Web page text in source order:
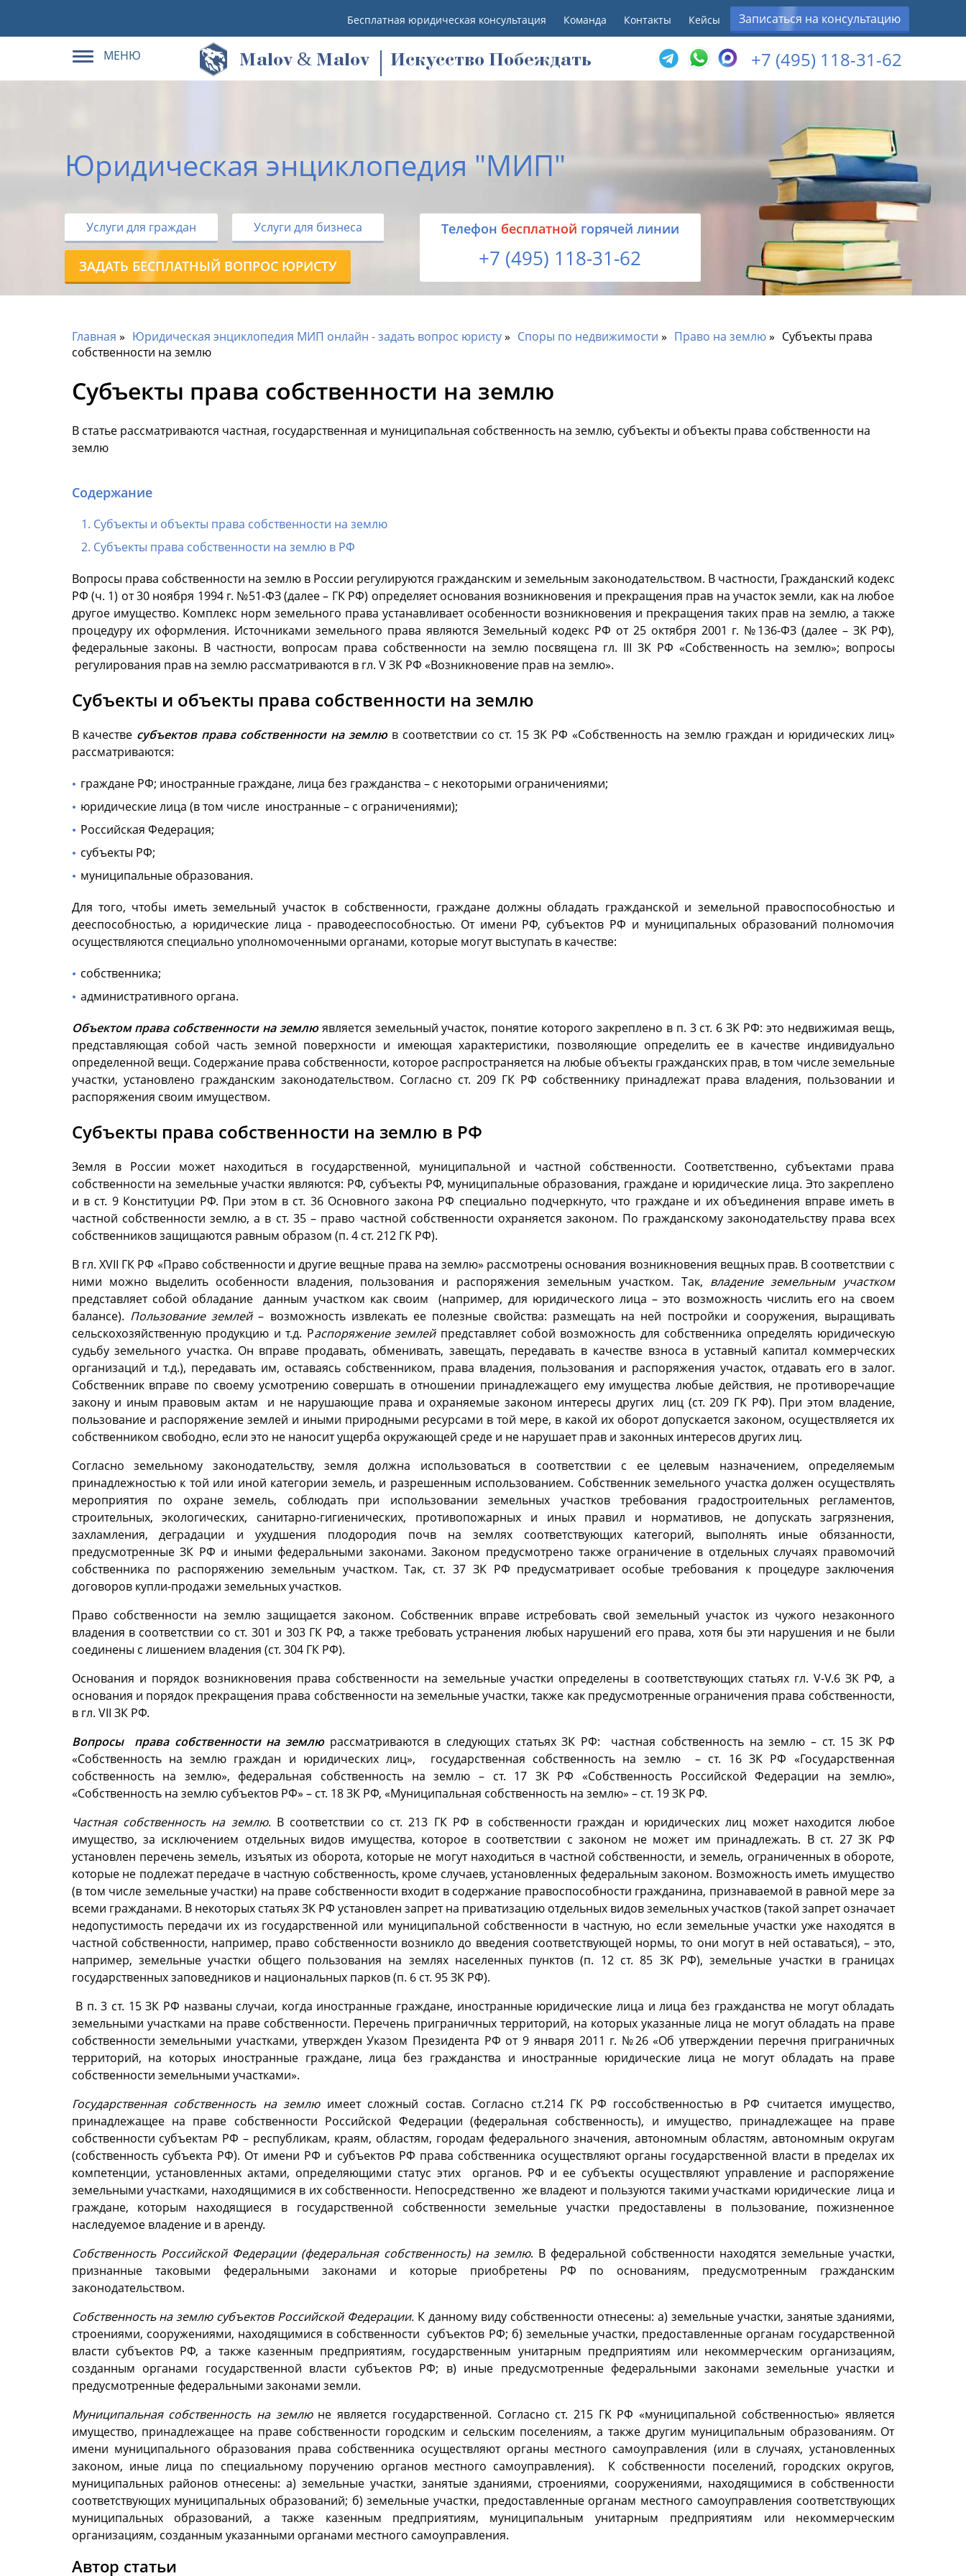
Бесплатная юридическая консультация Команда Контакты Кейсы Записаться на консультацию
МЕНЮ Malov & Malov Искусство Побеждать +7 (495) 118-31-62
Юридическая энциклопедия "МИП"
Услуги для граждан Услуги для бизнеса
ЗАДАТЬ БЕСПЛАТНЫЙ ВОПРОС ЮРИСТУ
Tелефон бесплатной горячей линии
+7 (495) 118-31-62
Главная Юридическая энциклопедия МИП онлайн - задать вопрос юристу Споры по недвижимости Право на землю
Субъекты права
собственности на землю
Субъекты права собственности на землю
В статье рассматриваются частная, государственная и муниципальная собственность на землю, субъекты и объекты права собственности на
землю
Содержание
Субъекты и объекты права собственности на землю
Субъекты права собственности на землю в РФ
Вопросы права собственности на землю в России регулируются гражданским и земельным законодательством. В частности, Гражданский кодекс
РФ (ч. 1) от 30 ноября 1994 г. №51-ФЗ (далее – ГК РФ) определяет основания возникновения и прекращения прав на участок земли, как на любое
другое имущество. Комплекс норм земельного права устанавливает особенности возникновения и прекращения таких прав на землю, а также
процедуру их оформления. Источниками земельного права являются Земельный кодекс РФ от 25 октября 2001 г. №136-ФЗ (далее – ЗК РФ),
федеральные законы. В частности, вопросам права собственности на землю посвящена гл. III ЗК РФ «Собственность на землю»; вопросы
регулирования прав на землю рассматриваются в гл. V ЗК РФ «Возникновение прав на землю».
Субъекты и объекты права собственности на землю
В качестве субъектов права собственности на землюв соответствии со ст. 15 ЗК РФ «Собственность на землю граждан и юридических лиц»
рассматриваются:
граждане РФ; иностранные граждане, лица без гражданства – с некоторыми ограничениями;
юридические лица (в том числе иностранные – с ограничениями);
Российская Федерация;
субъекты РФ;
муниципальные образования.
Для того, чтобы иметь земельный участок в собственности, граждане должны обладать гражданской и земельной правоспособностью и
дееспособностью, а юридические лица - праводееспособностью. От имени РФ, субъектов РФ и муниципальных образований полномочия
осуществляются специально уполномоченными органами, которые могут выступать в качестве:
собственника;
административного органа.
Объектом права собственности на землюявляется земельный участок, понятие которого закреплено в п. 3 ст. 6 ЗК РФ: это недвижимая вещь,
представляющая собой часть земной поверхности и имеющая характеристики, позволяющие определить ее в качестве индивидуально
определенной вещи. Содержание права собственности, которое распространяется на любые объекты гражданских прав, в том числе земельные
участки, установлено гражданским законодательством. Согласно ст. 209 ГК РФ собственнику принадлежат права владения, пользовании и
распоряжения своим имуществом.
Субъекты права собственности на землю в РФ
Земля в России может находиться в государственной, муниципальной и частной собственности. Соответственно, субъектами права
собственности на земельные участки являются: РФ, субъекты РФ, муниципальные образования, граждане и юридические лица. Это закреплено
и в ст. 9 Конституции РФ. При этом в ст. 36 Основного закона РФ специально подчеркнуто, что граждане и их объединения вправе иметь в
частной собственности землю, а в ст. 35 – право частной собственности охраняется законом. По гражданскому законодательству права всех
собственников защищаются равным образом (п. 4 ст. 212 ГК РФ).
В гл. XVII ГК РФ «Право собственности и другие вещные права на землю» рассмотрены основания возникновения вещных прав. В соответствии с
ними можно выделить особенности владения, пользования и распоряжения земельным участком. Так, владение земельным участком
представляет собой обладание данным участком как своим (например, для юридического лица – это возможность числить его на своем
балансе). Пользование землей– возможность извлекать ее полезные свойства: размещать на ней постройки и сооружения, выращивать
сельскохозяйственную продукцию и т.д. Распоряжение землейпредставляет собой возможность для собственника определять юридическую
судьбу земельного участка. Он вправе продавать, обменивать, завещать, передавать в качестве взноса в уставный капитал коммерческих
организаций и т.д.), передавать им, оставаясь собственником, права владения, пользования и распоряжения участок, отдавать его в залог.
Собственник вправе по своему усмотрению совершать в отношении принадлежащего ему имущества любые действия, не противоречащие
закону и иным правовым актам и не нарушающие права и охраняемые законом интересы других лиц (ст. 209 ГК РФ). При этом владение,
пользование и распоряжение землей и иными природными ресурсами в той мере, в какой их оборот допускается законом, осуществляется их
собственником свободно, если это не наносит ущерба окружающей среде и не нарушает прав и законных интересов других лиц.
Согласно земельному законодательству, земля должна использоваться в соответствии с ее целевым назначением, определяемым
принадлежностью к той или иной категории земель, и разрешенным использованием. Собственник земельного участка должен осуществлять
мероприятия по охране земель, соблюдать при использовании земельных участков требования градостроительных регламентов,
строительных, экологических, санитарно-гигиенических, противопожарных и иных правил и нормативов, не допускать загрязнения,
захламления, деградации и ухудшения плодородия почв на землях соответствующих категорий, выполнять иные обязанности,
предусмотренные ЗК РФ и иными федеральными законами. Законом предусмотрено также ограничение в отдельных случаях правомочий
собственника по распоряжению земельным участком. Так, ст. 37 ЗК РФ предусматривает особые требования к процедуре заключения
договоров купли-продажи земельных участков.
Право собственности на землю защищается законом. Собственник вправе истребовать свой земельный участок из чужого незаконного
владения в соответствии со ст. 301 и 303 ГК РФ, а также требовать устранения любых нарушений его права, хотя бы эти нарушения и не были
соединены с лишением владения (ст. 304 ГК РФ).
Основания и порядок возникновения права собственности на земельные участки определены в соответствующих статьях гл. V-V.6 ЗК РФ, а
основания и порядок прекращения права собственности на земельные участки, также как предусмотренные ограничения права собственности,
в гл. VII ЗК РФ.
Вопросы права собственности на землюрассматриваются в следующих статьях ЗК РФ: частная собственность на землю – ст. 15 ЗК РФ
«Собственность на землю граждан и юридических лиц», государственная собственность на землю – ст. 16 ЗК РФ «Государственная
собственность на землю», федеральная собственность на землю – ст. 17 ЗК РФ «Собственность Российской Федерации на землю»,
«Собственность на землю субъектов РФ» – ст. 18 ЗК РФ, «Муниципальная собственность на землю» – ст. 19 ЗК РФ.
Частная собственность на землю. В соответствии со ст. 213 ГК РФ в собственности граждан и юридических лиц может находится любое
имущество, за исключением отдельных видов имущества, которое в соответствии с законом не может им принадлежать. В ст. 27 ЗК РФ
установлен перечень земель, изъятых из оборота, которые не могут находиться в частной собственности, и земель, ограниченных в обороте,
которые не подлежат передаче в частную собственность, кроме случаев, установленных федеральным законом. Возможность иметь имущество
(в том числе земельные участки) на праве собственности входит в содержание правоспособности гражданина, признаваемой в равной мере за
всеми гражданами. В некоторых статьях ЗК РФ установлен запрет на приватизацию отдельных видов земельных участков (такой запрет означает
недопустимость передачи их из государственной или муниципальной собственности в частную, но если земельные участки уже находятся в
частной собственности, например, право собственности возникло до введения соответствующей нормы, то они могут в ней оставаться), – это,
например, земельные участки общего пользования на землях населенных пунктов (п. 12 ст. 85 ЗК РФ), земельные участки в границах
государственных заповедников и национальных парков (п. 6 ст. 95 ЗК РФ).
В п. 3 ст. 15 ЗК РФ названы случаи, когда иностранные граждане, иностранные юридические лица и лица без гражданства не могут обладать
земельными участками на праве собственности. Перечень приграничных территорий, на которых указанные лица не могут обладать на праве
собственности земельными участками, утвержден Указом Президента РФ от 9 января 2011 г. №26 «Об утверждении перечня приграничных
территорий, на которых иностранные граждане, лица без гражданства и иностранные юридические лица не могут обладать на праве
собственности земельными участками».
Государственная собственность на землю имеет сложный состав. Согласно ст.214 ГК РФ госсобственностью в РФ считается имущество,
принадлежащее на праве собственности Российской Федерации (федеральная собственность), и имущество, принадлежащее на праве
собственности субъектам РФ – республикам, краям, областям, городам федерального значения, автономным областям, автономным округам
(собственность субъекта РФ). От имени РФ и субъектов РФ права собственника осуществляют органы государственной власти в пределах их
компетенции, установленных актами, определяющими статус этих органов. РФ и ее субъекты осуществляют управление и распоряжение
земельными участками, находящимися в их собственности. Непосредственно же владеют и пользуются такими участками юридические лица и
граждане, которым находящиеся в государственной собственности земельные участки предоставлены в пользование, пожизненное
наследуемое владение и в аренду.
Собственность Российской Федерации (федеральная собственность) на землю. В федеральной собственности находятся земельные участки,
признанные таковыми федеральными законами и которые приобретены РФ по основаниям, предусмотренным гражданским
законодательством.
Собственность на землю субъектов Российской Федерации. К данному виду собственности отнесены: а) земельные участки, занятые зданиями,
строениями, сооружениями, находящимися в собственности субъектов РФ; б) земельные участки, предоставленные органам государственной
власти субъектов РФ, а также казенным предприятиям, государственным унитарным предприятиям или некоммерческим организациям,
созданным органами государственной власти субъектов РФ; в) иные предусмотренные федеральными законами земельные участки и
предусмотренные федеральными законами земли.
Муниципальнаясобственность на землю не является государственной. Согласно ст. 215 ГК РФ «муниципальной собственностью» является
имущество, принадлежащее на праве собственности городским и сельским поселениям, а также другим муниципальным образованиям. От
имени муниципального образования права собственника осуществляют органы местного самоуправления (или в случаях, установленных
законом, иные лица по специальному поручению органов местного самоуправления). К собственности поселений, городских округов,
муниципальных районов отнесены: а) земельные участки, занятые зданиями, строениями, сооружениями, находящимися в собственности
соответствующих муниципальных образований; б) земельные участки, предоставленные органам местного самоуправления соответствующих
муниципальных образований, а также казенным предприятиям, муниципальным унитарным предприятиям или некоммерческим
организациям, созданным указанными органами местного самоуправления.
Автор статьи